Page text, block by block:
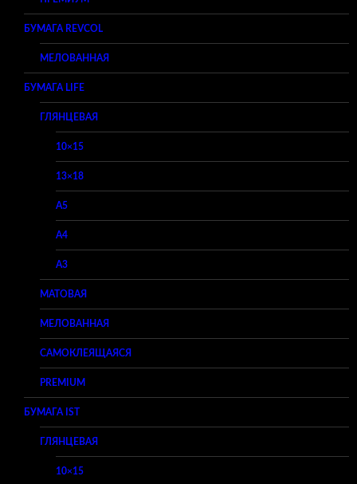
БУМАГА REVCOL
МЕЛОВАННАЯ
БУМАГА LIFE
ГЛЯНЦЕВАЯ
10×15
13×18
A5
A4
A3
МАТОВАЯ
МЕЛОВАННАЯ
САМОКЛЕЯЩАЯСЯ
PREMIUM
БУМАГА IST
ГЛЯНЦЕВАЯ
10×15